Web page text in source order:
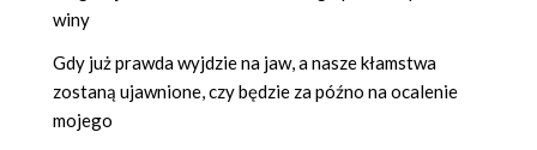
winy
Gdy już prawda wyjdzie na jaw, a nasze kłamstwa
zostaną ujawnione, czy będzie za późno na ocalenie
mojego